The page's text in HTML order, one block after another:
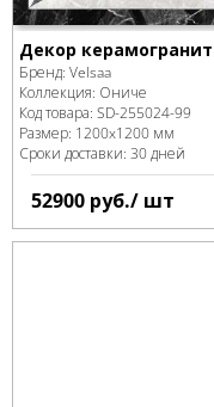
Декор керамогранит
Бренд: Velsaa
Коллекция: Ониче
Код товара: SD-255024-99
Размер: 1200x1200 мм
Сроки доставки: 30 дней
52900 руб./ шт